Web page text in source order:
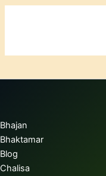
Bhajan
Bhaktamar
Blog
Chalisa